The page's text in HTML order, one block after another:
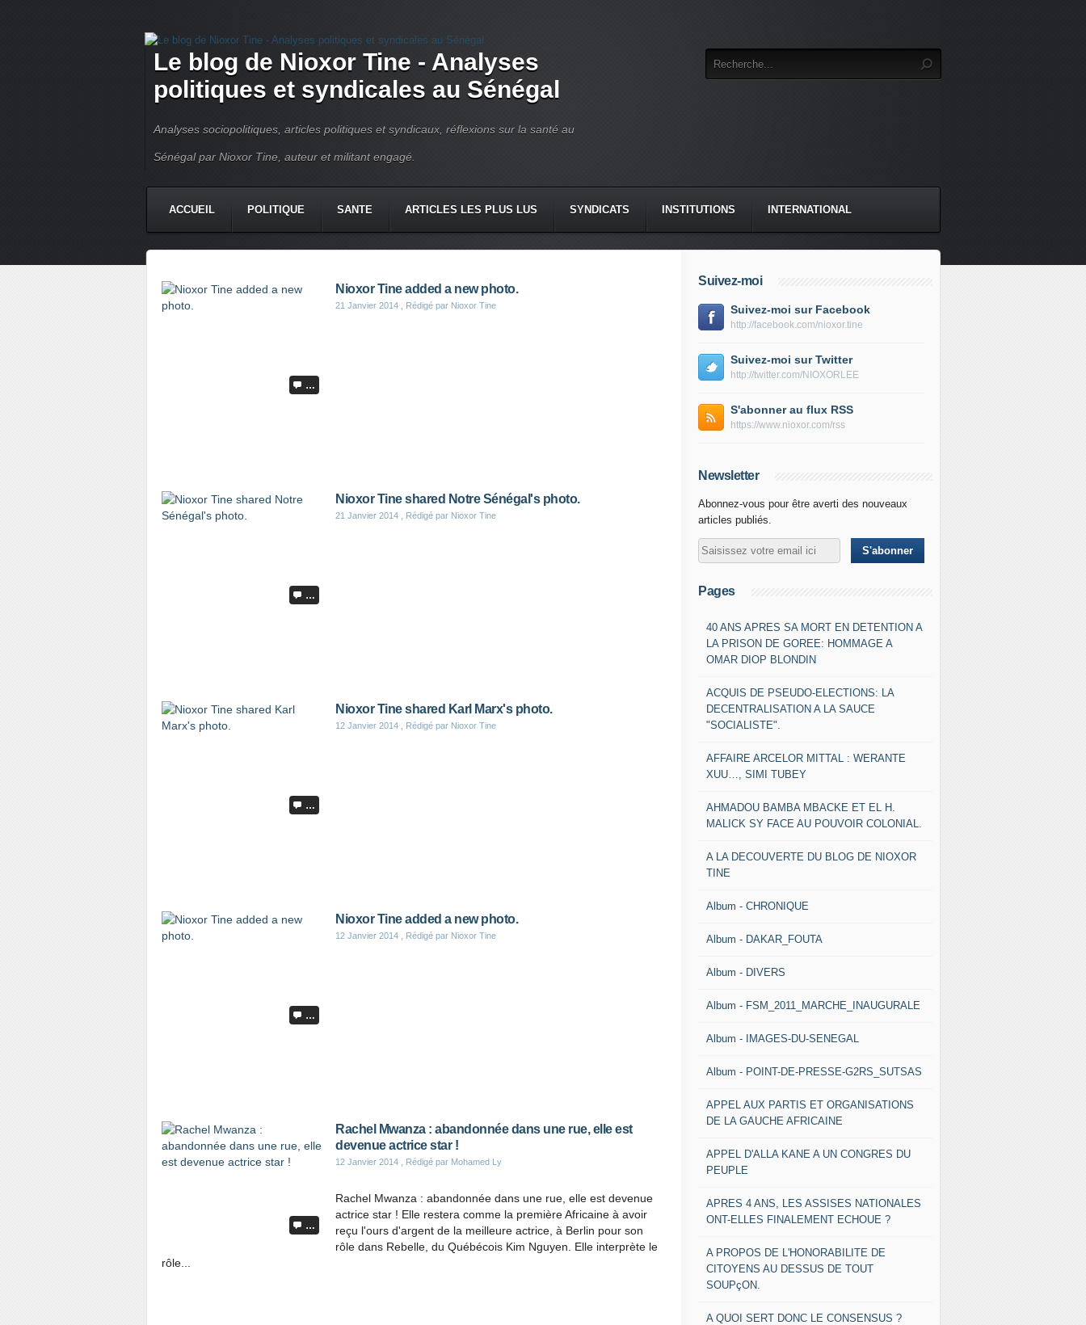
Le blog de Nioxor Tine - Analyses
politiques et syndicales au Sénégal
Analyses sociopolitiques, articles politiques et syndicaux, réflexions sur la santé au
Sénégal par Nioxor Tine, auteur et militant engagé.
ACCUEIL POLITIQUE SANTE ARTICLES LES PLUS LUS SYNDICATS INSTITUTIONS INTERNATIONAL
…
Nioxor Tine added a new photo.
21 Janvier 2014 , Rédigé par Nioxor Tine
…
Nioxor Tine shared Notre Sénégal's photo.
21 Janvier 2014 , Rédigé par Nioxor Tine
…
Nioxor Tine shared Karl Marx's photo.
12 Janvier 2014 , Rédigé par Nioxor Tine
…
Nioxor Tine added a new photo.
12 Janvier 2014 , Rédigé par Nioxor Tine
…
Rachel Mwanza : abandonnée dans une rue, elle est
devenue actrice star !
12 Janvier 2014 , Rédigé par Mohamed Ly
Rachel Mwanza : abandonnée dans une rue, elle est devenue
actrice star ! Elle restera comme la première Africaine à avoir
reçu l'ours d'argent de la meilleure actrice, à Berlin pour son
rôle dans Rebelle, du Québécois Kim Nguyen. Elle interprète le
rôle...
Suivez-moi
Suivez-moi sur Facebook
http://facebook.com/nioxor.tine
Suivez-moi sur Twitter
http://twitter.com/NIOXORLEE
S'abonner au flux RSS
https://www.nioxor.com/rss
Newsletter
Abonnez-vous pour être averti des nouveaux
articles publiés.
Pages
40 ANS APRES SA MORT EN DETENTION A
LA PRISON DE GOREE: HOMMAGE A
OMAR DIOP BLONDIN
ACQUIS DE PSEUDO-ELECTIONS: LA
DECENTRALISATION A LA SAUCE
"SOCIALISTE".
AFFAIRE ARCELOR MITTAL : WERANTE
XUU…, SIMI TUBEY
AHMADOU BAMBA MBACKE ET EL H.
MALICK SY FACE AU POUVOIR COLONIAL.
A LA DECOUVERTE DU BLOG DE NIOXOR
TINE
Album - CHRONIQUE
Album - DAKAR_FOUTA
Album - DIVERS
Album - FSM_2011_MARCHE_INAUGURALE
Album - IMAGES-DU-SENEGAL
Album - POINT-DE-PRESSE-G2RS_SUTSAS
APPEL AUX PARTIS ET ORGANISATIONS
DE LA GAUCHE AFRICAINE
APPEL D'ALLA KANE A UN CONGRES DU
PEUPLE
APRES 4 ANS, LES ASSISES NATIONALES
ONT-ELLES FINALEMENT ECHOUE ?
A PROPOS DE L'HONORABILITE DE
CITOYENS AU DESSUS DE TOUT
SOUPçON.
A QUOI SERT DONC LE CONSENSUS ?